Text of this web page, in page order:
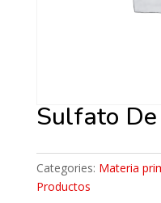
Sulfato De
Categories: Materia
Productos